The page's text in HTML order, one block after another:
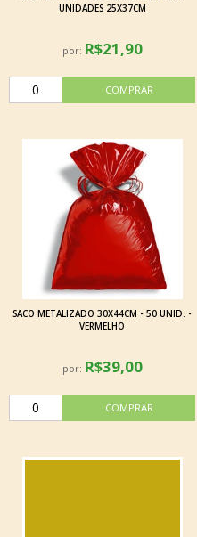
UNIDADES 25X37CM
por: R$21,90
SACO METALIZADO 30X44CM - 50 UNID. -
VERMELHO
por: R$39,00